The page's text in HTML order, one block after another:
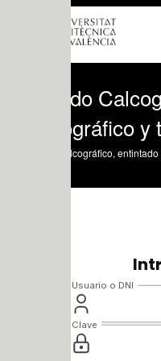
Calcográfico:
y